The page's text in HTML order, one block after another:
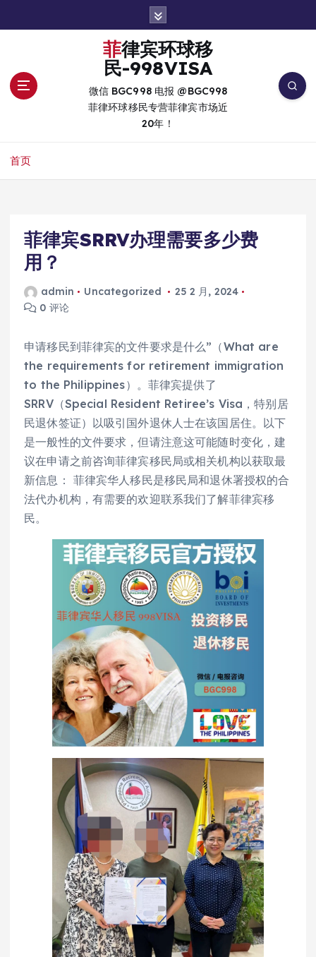
菲律宾环球移
民-998VISA
微信 BGC998 电报 @BGC998
菲律环球移民专营菲律宾市场近
20年！
首页
菲律宾SRRV办理需要多少费
用？
admin Uncategorized
25 2 月, 2024
0 评论
申请移民到菲律宾的文件要求是什么”（What are
the requirements for retirement immigration
to the Philippines）。菲律宾提供了
SRRV（Special Resident Retiree’s Visa，特别居
民退休签证）以吸引国外退休人士在该国居住。以下
是一般性的文件要求，但请注意这可能随时变化，建
议在申请之前咨询菲律宾移民局或相关机构以获取最
新信息： 菲律宾华人移民是移民局和退休署授权的合
法代办机构，有需要的欢迎联系我们了解菲律宾移
民。